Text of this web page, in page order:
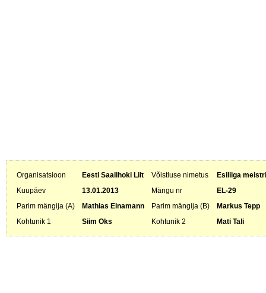
Organisatsioon Eesti Saalihoki Liit Võistluse nimetus
Esiliiga
Kuupäev
13.01.2013 Mängu nr
EL-29
Parim mängija (A)
Mathias Einamann Parim mängija (B)
Markus Tepp
Kohtunik 1
Siim Oks Kohtunik 2 Mati Tali